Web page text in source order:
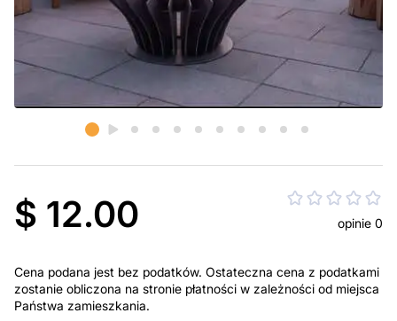
$ 12.00 opinie 0
Cena podana jest bez podatków. Ostateczna cena z podatkami
zostanie obliczona na stronie płatności w zależności od miejsca
Państwa zamieszkania.